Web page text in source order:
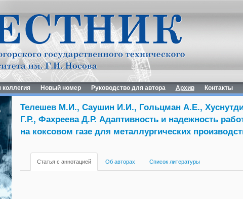
коллегия Новый номер Руководство для автора Архив Контакты
Телешев М.И., Саушин И.И., Гольцман А.Е.,
Г.Р., Фахреева Д.Р. Адаптивность и надежность
на коксовом газе для металлургических
Статья с аннотацией Об авторах Список литературы